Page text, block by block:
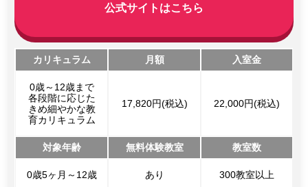
公式サイトはこちら
カリキュラム 月額 入室金
0歳～12歳まで
各段階に応じた
きめ細やかな教
育カリキュラム
17,820円(税込) 22,000円(税込)
対象年齢 無料体験教室 教室数
0歳5ヶ月～12歳 あり 300教室以上